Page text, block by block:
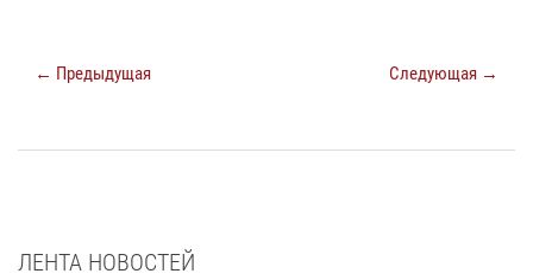
← Предыдущая Следующая →
ЛЕНТА НОВОСТЕЙ